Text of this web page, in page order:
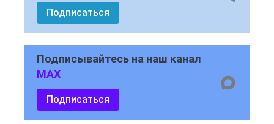
Подписаться
Подписывайтесь на наш канал
MAX
Подписаться